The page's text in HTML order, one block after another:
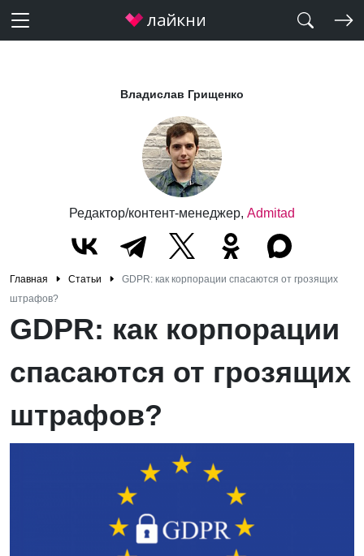
Владислав Грищенко
Редактор/контент-менеджер, Admitad
Главная Статьи
GDPR: как корпорации спасаются от грозящих
штрафов?
GDPR: как корпорации
спасаются от грозящих
штрафов?